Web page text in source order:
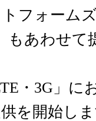
フォーム
もあわせて
・3G」に
を開始し